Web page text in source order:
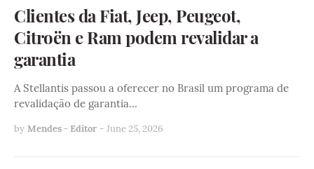
Clientes da Fiat, Jeep, Peugeot,
Citroën e Ram podem revalidar a
garantia
A Stellantis passou a oferecer no Brasil um programa de
revalidação de garantia…
by Mendes - Editor - June 25, 2026